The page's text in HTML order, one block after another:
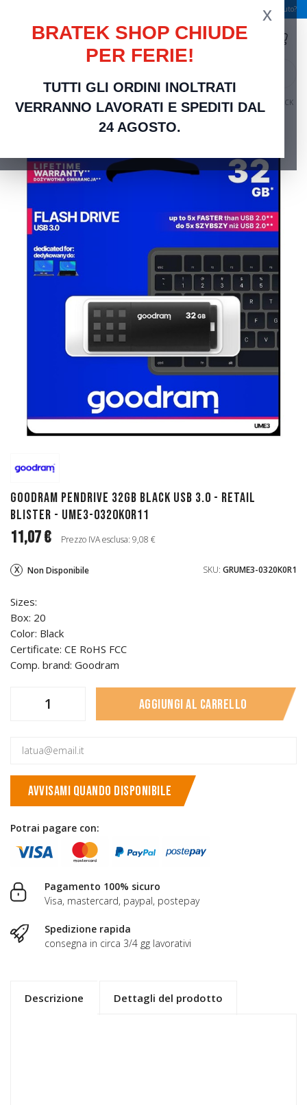
Serve aiuto?
x
BRATEK SHOP CHIUDE
PER FERIE!
TUTTI GLI ORDINI INOLTRATI
VERRANNO LAVORATI E SPEDITI DAL
24 AGOSTO.
Home Networking Rete Casa e Ufficio Accessori PC
GoodRAM Pendrive 32GB BLACK
USB 3.0 - retail blister - UME3-0320K0R11
GoodRAM Pendrive 32GB BLACK USB 3.0 - retail
blister - UME3-0320K0R11
11,07 € Prezzo IVA esclusa: 9,08 €
Non Disponibile SKU: GRUME3-0320K0R1
Sizes:
Box: 20
Color: Black
Certificate: CE RoHS FCC
Comp. brand: Goodram
Aggiungi al carrello
AVVISAMI QUANDO DISPONIBILE
Potrai pagare con:
Pagamento 100% sicuro
Visa, mastercard, paypal, postepay
Spedizione rapida
consegna in circa 3/4 gg lavorativi
Descrizione Dettagli del prodotto